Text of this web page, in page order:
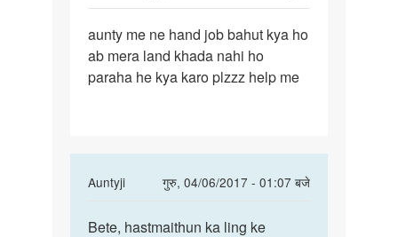
aunty
me
ne
aunty me ne hand job bahut kya ho
ab mera land khada nahi ho
paraha he kya karo plzzz help me
Auntyji
गुरु, 04/06/2017 - 01:07 बजे
In
to
Bete,
Bete, hastmaithun ka ling ke